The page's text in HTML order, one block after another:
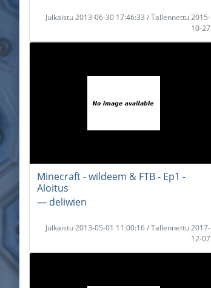
Julkaistu 2013-06-30 17:46:33 / Tallennettu 2015-
10-27
Minecraft - wildeem & FTB - Ep1 -
Aloitus
― deliwien
Julkaistu 2013-05-01 11:00:16 / Tallennettu 2017-
12-07